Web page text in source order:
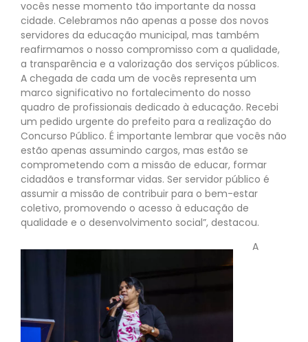
vocês nesse momento tão importante da nossa
cidade. Celebramos não apenas a posse dos novos
servidores da educação municipal, mas também
reafirmamos o nosso compromisso com a qualidade,
a transparência e a valorização dos serviços públicos.
A chegada de cada um de vocês representa um
marco significativo no fortalecimento do nosso
quadro de profissionais dedicado à educação. Recebi
um pedido urgente do prefeito para a realização do
Concurso Público. É importante lembrar que vocês não
estão apenas assumindo cargos, mas estão se
comprometendo com a missão de educar, formar
cidadãos e transformar vidas. Ser servidor público é
assumir a missão de contribuir para o bem-estar
coletivo, promovendo o acesso à educação de
qualidade e o desenvolvimento social”, destacou.
A